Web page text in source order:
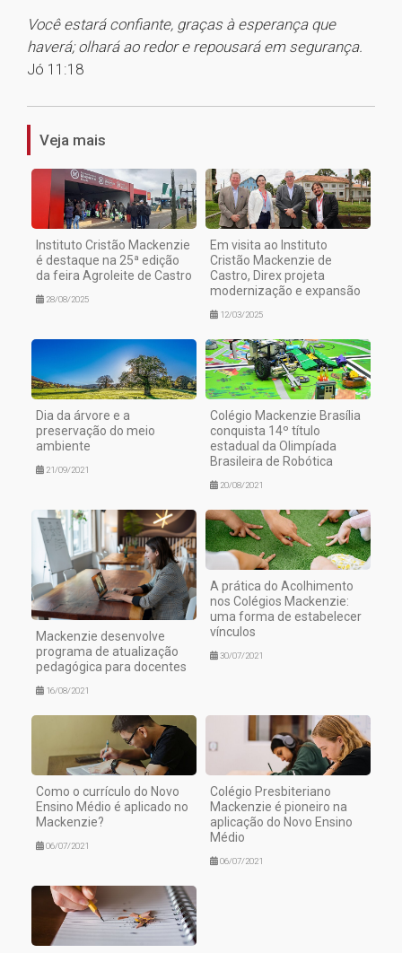
Você estará confiante, graças à esperança que
haverá; olhará ao redor e repousará em segurança.
Jó 11:18
Veja mais
Instituto Cristão Mackenzie
é destaque na 25ª edição
da feira Agroleite de Castro
28/08/2025
Em visita ao Instituto
Cristão Mackenzie de
Castro, Direx projeta
modernização e expansão
12/03/2025
Dia da árvore e a
preservação do meio
ambiente
21/09/2021
Colégio Mackenzie Brasília
conquista 14º título
estadual da Olimpíada
Brasileira de Robótica
20/08/2021
Mackenzie desenvolve
programa de atualização
pedagógica para docentes
16/08/2021
A prática do Acolhimento
nos Colégios Mackenzie:
uma forma de estabelecer
vínculos
30/07/2021
Como o currículo do Novo
Ensino Médio é aplicado no
Mackenzie?
06/07/2021
Colégio Presbiteriano
Mackenzie é pioneiro na
aplicação do Novo Ensino
Médio
06/07/2021